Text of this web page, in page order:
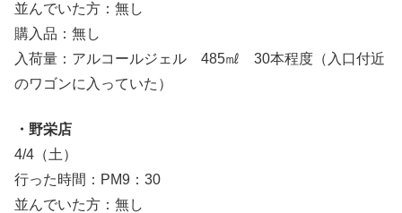
並んでいた方：無し
購入品：無し
入荷量：アルコールジェル 485㎖ 30本程度（入口付近
のワゴンに入っていた）
・野栄店
4/4（土）
行った時間：PM9：30
並んでいた方：無し